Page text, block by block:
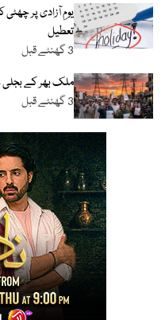
تعطیل
3 گھنٹے قبل
ملک بھر کے بجلی
3 گھنٹے قبل